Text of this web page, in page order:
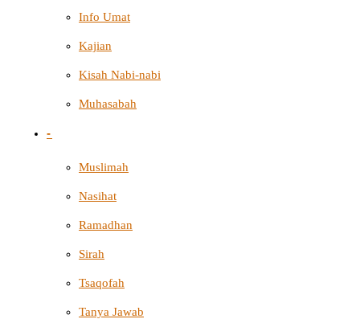
Info Umat
Kajian
Kisah Nabi-nabi
Muhasabah
-
Muslimah
Nasihat
Ramadhan
Sirah
Tsaqofah
Tanya Jawab